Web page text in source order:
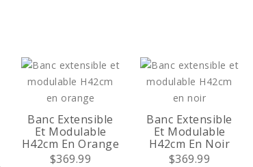
Banc Extensible
Et Modulable
H42cm En Orange
$369.99
Banc Extensible
Et Modulable
H42cm En Noir
$369.99